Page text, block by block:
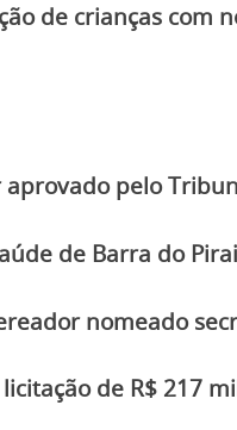
de crianças com
pelo
de Barra do
nomeado
de R$ 217